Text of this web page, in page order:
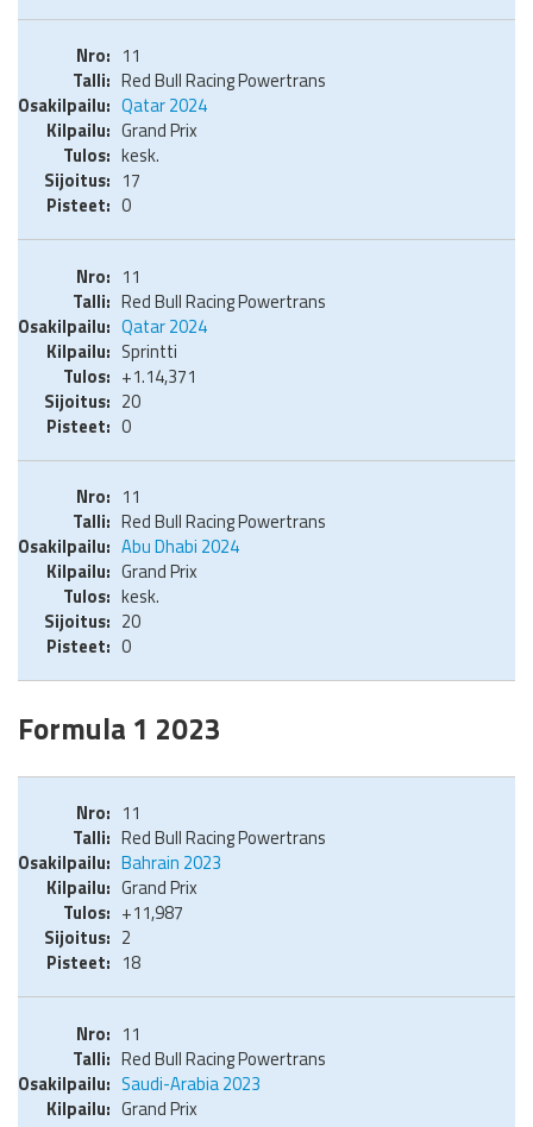
11
Red Bull Racing Powertrans
Qatar 2024
Grand Prix
kesk.
17
0
11
Red Bull Racing Powertrans
Qatar 2024
Sprintti
+1.14,371
20
0
11
Red Bull Racing Powertrans
Abu Dhabi 2024
Grand Prix
kesk.
20
0
Formula 1 2023
11
Red Bull Racing Powertrans
Bahrain 2023
Grand Prix
+11,987
2
18
11
Red Bull Racing Powertrans
Saudi-Arabia 2023
Grand Prix